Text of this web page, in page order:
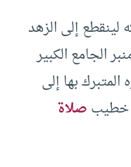
لينقطع إلى الزهد
الجامع الكبير
المتبرك بها إلى
خطيبصلاة